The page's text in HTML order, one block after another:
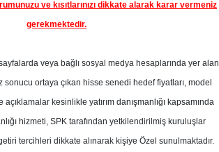
En Yüksek Tahmin
Ortalama Fiyat
Tahmini
ve kısıtlarınızı dikkate alarak karar vermeniz
gerekmektedir.
veya bağlı sosyal medya hesaplarında yer alan
ortaya çıkan hisse senedi hedef fiyatları, model
kesinlikle yatırım danışmanlığı kapsamında
hizmeti, SPK tarafından yetkilendirilmiş kuruluşlar
tercihleri dikkate alınarak kişiye Özel sunulmaktadır.